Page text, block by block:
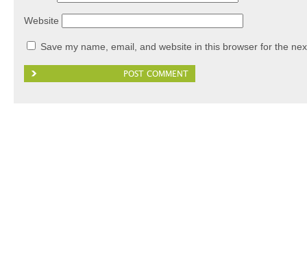
Website
Save my name, email, and website in this browser for the